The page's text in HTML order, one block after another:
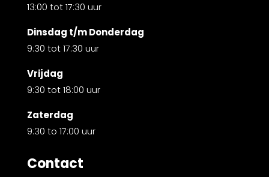
13:00 tot 17:30 uur
Dinsdag t/m Donderdag
9:30 tot 17:30 uur
Vrijdag
9:30 tot 18:00 uur
Zaterdag
9:30 to 17:00 uur
Contact